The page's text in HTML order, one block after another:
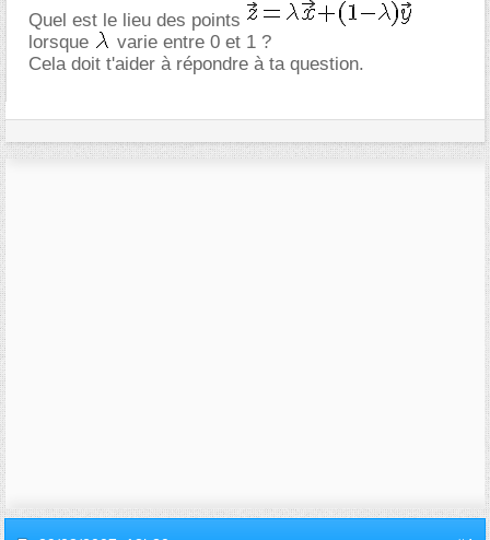
Quel est le lieu des points
lorsque
varie entre 0 et 1 ?
Cela doit t'aider à répondre à ta question.